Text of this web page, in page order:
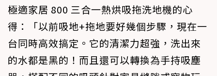
極適家居 800 三合一熱烘吸拖洗地機的心
得：「以前吸地+拖地要好幾個步驟，現在一
台同時高效搞定。它的清潔力超強，洗出來
的水都是黑的！而且還可以轉換為手持吸塵